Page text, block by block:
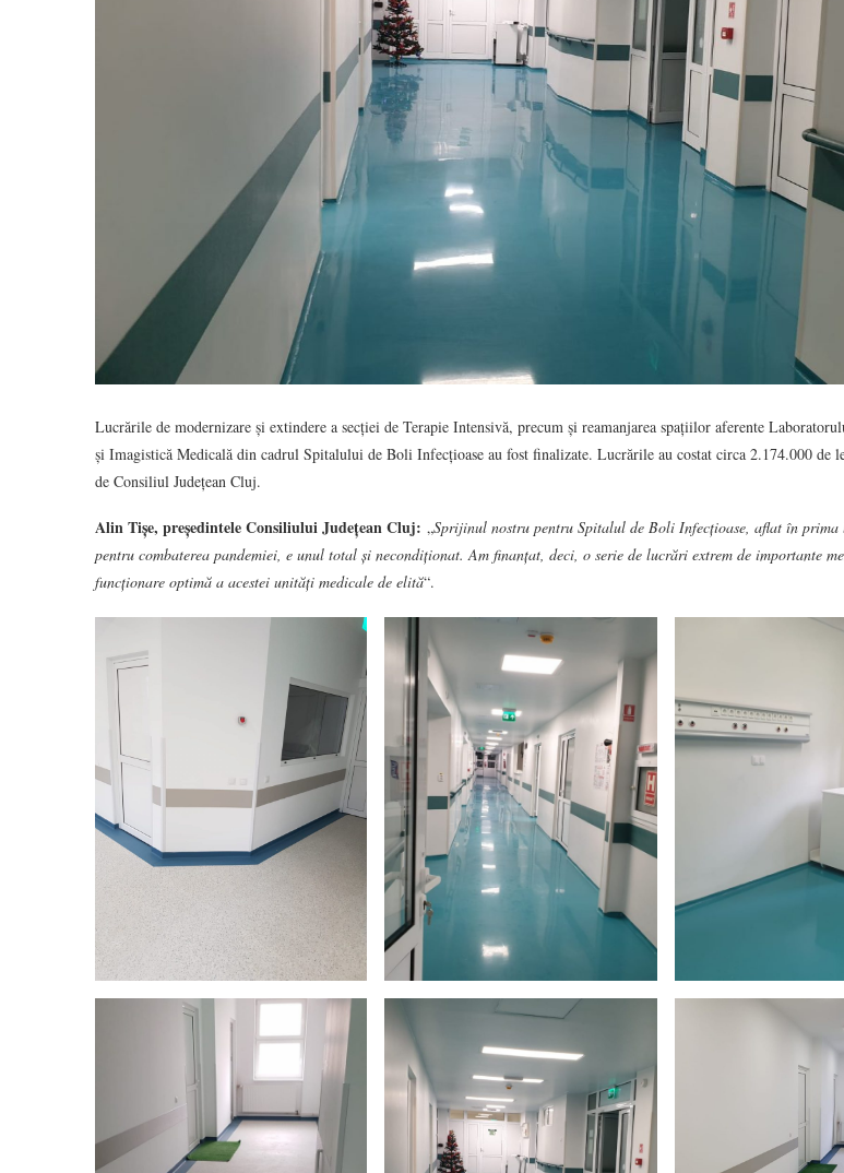
Lucrările de modernizare și extindere a secției de Terapie Intensivă, precum și reamanjarea spațiilor aferente
și Imagistică Medicală din cadrul Spitalului de Boli Infecțioase au fost finalizate. Lucrările au costat circa 2.174.000 de
de Consiliul Județean Cluj.
Alin Tișe, președintele Consiliului Județean Cluj: „Sprijinul nostru pentru Spitalul de Boli Infecțioase, aflat în
pentru combaterea pandemiei, e unul total și necondiționat. Am finanțat, deci, o serie de lucrări extrem de importante
funcționare optimă a acestei unități medicale de elită“.